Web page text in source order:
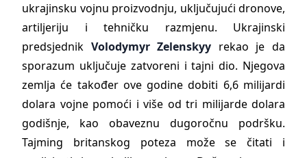
ukrajinsku vojnu proizvodnju, uključujući dronove,
artiljeriju i tehničku razmjenu. Ukrajinski
predsjednik Volodymyr Zelenskyy rekao je da
sporazum uključuje zatvoreni i tajni dio. Njegova
zemlja će također ove godine dobiti 6,6 milijardi
dolara vojne pomoći i više od tri milijarde dolara
godišnje, kao obaveznu dugoročnu podršku.
Tajming britanskog poteza može se čitati i